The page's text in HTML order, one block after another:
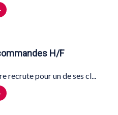
H/F
pour un de ses cl...